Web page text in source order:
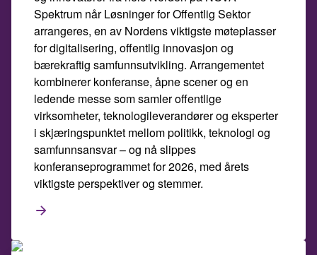
Spektrum når Løsninger for Offentlig Sektor
arrangeres, en av Nordens viktigste møteplasser
for digitalisering, offentlig innovasjon og
bærekraftig samfunnsutvikling. Arrangementet
kombinerer konferanse, åpne scener og en
ledende messe som samler offentlige
virksomheter, teknologileverandører og eksperter
i skjæringspunktet mellom politikk, teknologi og
samfunnsansvar – og nå slippes
konferanseprogrammet for 2026, med årets
viktigste perspektiver og stemmer.